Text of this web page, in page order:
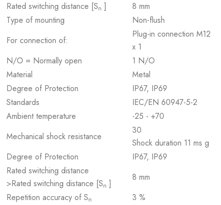
Rated switching distance [Sn ]
8 mm
Type of mounting
Non-flush
For connection of:
Plug-in connection M12
x 1
N/O = Normally open
1 N/O
Material
Metal
Degree of Protection
IP67, IP69
Standards
IEC/EN 60947-5-2
Ambient temperature
-25 - +70
Mechanical shock resistance
30
Shock duration 11 ms g
Degree of Protection
IP67, IP69
Rated switching distance
>Rated switching distance [Sn ]
8 mm
Repetition accuracy of Sn
3 %